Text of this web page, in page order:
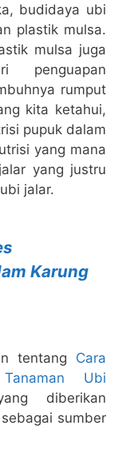
budidaya ubi
plastik mulsa.
mulsa juga
penguapan
rumput
kita ketahui,
pupuk dalam
yang mana
yang justru
jalar.
Karung
tentang Cara
Ubi
diberikan
sumber